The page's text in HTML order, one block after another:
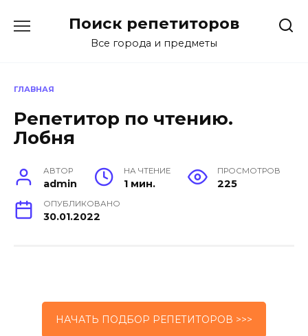
Поиск репетиторов
Все города и предметы
ГЛАВНАЯ
Репетитор по чтению.
Лобня
АВТОР
admin
НА ЧТЕНИЕ
1 мин.
ПРОСМОТРОВ
225
ОПУБЛИКОВАНО
30.01.2022
НАЧАТЬ ПОДБОР РЕПЕТИТОРОВ >>>